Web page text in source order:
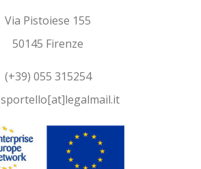
Via Pistoiese 155
50145 Firenze
(+39) 055 315254